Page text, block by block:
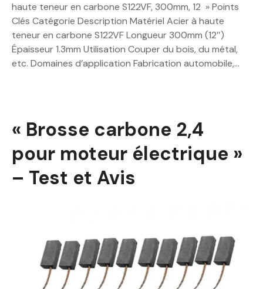
haute teneur en carbone S122VF, 300mm, 12 » Points
Clés Catégorie Description Matériel Acier à haute
teneur en carbone S122VF Longueur 300mm (12″)
Épaisseur 1.3mm Utilisation Couper du bois, du métal,
etc. Domaines d’application Fabrication automobile,…
« Brosse carbone 2,4
pour moteur électrique »
– Test et Avis